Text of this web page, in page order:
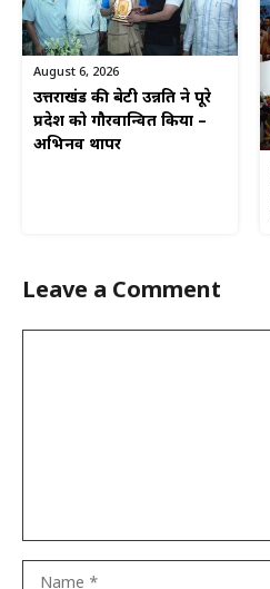
August 6, 2026
उत्तराखंड की बेटी उन्नति ने पूरे
प्रदेश को गौरवान्वित किया –
अभिनव थापर
Leave a Comment